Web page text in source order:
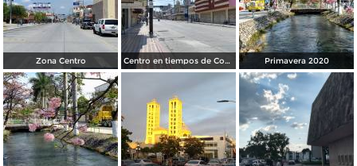
Zona Centro Centro en tiempos de Covid19 Primavera 2020